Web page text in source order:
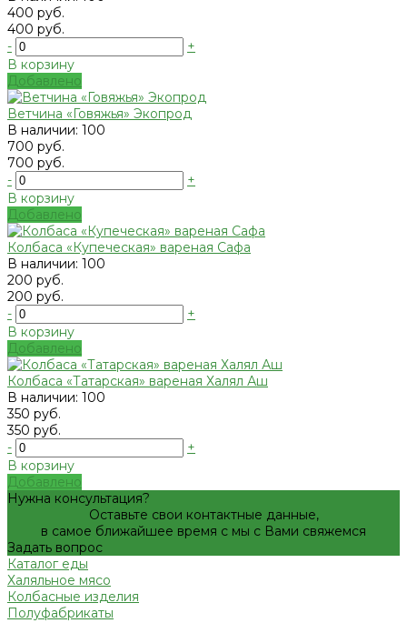
400 руб.
400 руб.
-
+
В корзину
Добавлено
Ветчина «Говяжья» Экопрод
В наличии: 100
700 руб.
700 руб.
-
+
В корзину
Добавлено
Колбаса «Купеческая» вареная Сафа
В наличии: 100
200 руб.
200 руб.
-
+
В корзину
Добавлено
Колбаса «Татарская» вареная Халял Аш
В наличии: 100
350 руб.
350 руб.
-
+
В корзину
Добавлено
Нужна консультация?
Оставьте свои контактные данные,
в самое ближайшее время с мы с Вами свяжемся
Задать вопрос
Каталог еды
Халяльное мясо
Колбасные изделия
Полуфабрикаты